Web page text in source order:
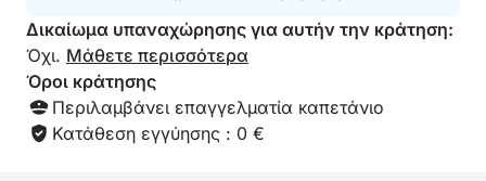
Δικαίωμα υπαναχώρησης για αυτήν την κράτηση:
Όχι. Μάθετε περισσότερα
Όροι κράτησης
Περιλαμβάνει επαγγελματία καπετάνιο
Κατάθεση εγγύησης : 0 €